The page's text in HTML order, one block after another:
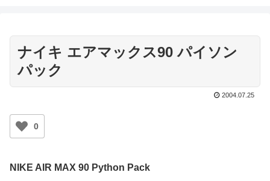
ナイキ エアマックス90 パイソン
パック
2004.07.25
0
NIKE AIR MAX 90 Python Pack